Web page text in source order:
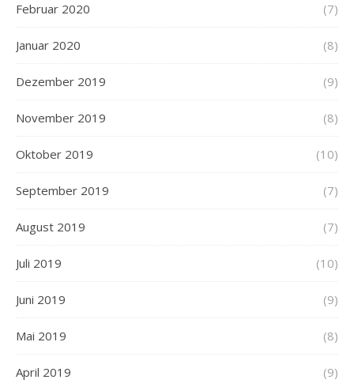
Februar 2020 (7)
Januar 2020 (8)
Dezember 2019 (9)
November 2019 (8)
Oktober 2019 (10)
September 2019 (7)
August 2019 (7)
Juli 2019 (10)
Juni 2019 (9)
Mai 2019 (8)
April 2019 (9)